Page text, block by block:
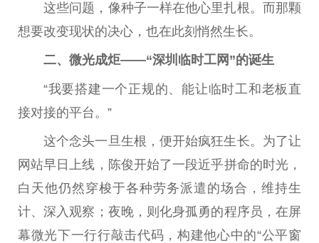
这些问题，像种子一样在他心里扎根。而那颗
想要改变现状的决心，也在此刻悄然生长。
二、微光成炬——“深圳临时工网”的诞生
“我要搭建一个正规的、能让临时工和老板直
接对接的平台。”
这个念头一旦生根，便开始疯狂生长。为了让
网站早日上线，陈俊开始了一段近乎拼命的时光，
白天他仍然穿梭于各种劳务派遣的场合，维持生
计、深入观察；夜晚，则化身孤勇的程序员，在屏
幕微光下一行行敲击代码，构建他心中的“公平窗